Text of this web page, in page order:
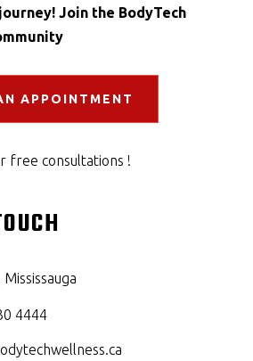
Join the BodyTech
APPOINTMENT
free consultations !
4444